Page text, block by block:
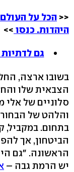
<< הכל על
היהדות. כנסו >>
גם
בשובו ארצה,
הצבאית שלו
סלוניים של אלי
והלהט של
בתחום. במקביל,
הביטחון, אך
הראשונה. "גם
יש הרמת גבה –